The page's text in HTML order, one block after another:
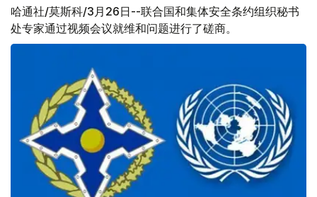
哈通社/莫斯科/3月26日--联合国和集体安全条约组织秘书
处专家通过视频会议就维和问题进行了磋商。